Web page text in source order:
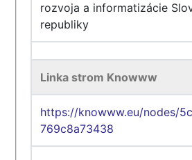
rozvoja a informatizácie
republiky
Linka strom Knowww
https://knowww.eu/nodes/
769c8a73438